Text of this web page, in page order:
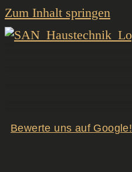
Zum Inhalt springen
Bewerte uns auf Google!